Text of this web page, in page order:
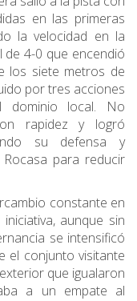
en las primeras
la velocidad en la
4-0 que encendió
los siete metros de
por tres acciones
dominio local. No
rapidez y logró
su defensa y
para reducir
constante en
aunque sin
se intensificó
el conjunto visitante
que igualaron
a un empate al